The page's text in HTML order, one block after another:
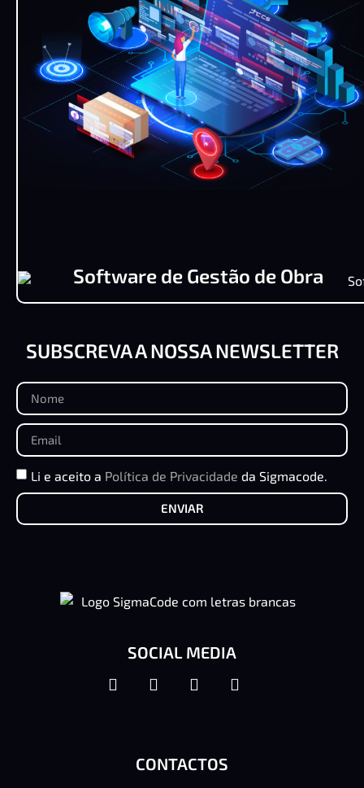
Software de Gestão de Obra
SUBSCREVA A NOSSA NEWSLETTER
Li e aceito a Política de Privacidade da Sigmacode.
ENVIAR
SOCIAL MEDIA
CONTACTOS